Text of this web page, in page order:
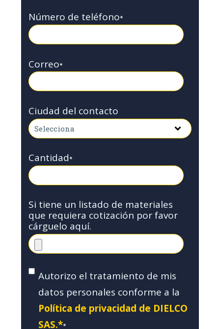
Número de teléfono*
Correo*
Ciudad del contacto
Cantidad*
Si tiene un listado de materiales
que requiera cotización por favor
cárguelo aquí.
Autorizo el tratamiento de mis
datos personales conforme a la
Política de privacidad de DIELCO
SAS.**